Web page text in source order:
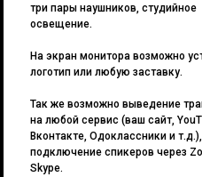
три пары наушников, студийное
освещение.
На экран монитора возможно
логотип или любую заставку.
Так же возможно выведение
на любой сервис (ваш сайт,
Вконтакте, Одоклассники и т.д.),
подключение спикеров через
Skype.